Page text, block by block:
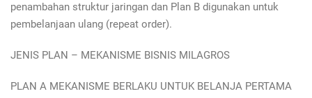
penambahan struktur jaringan dan Plan B digunakan untuk
pembelanjaan ulang (repeat order).
JENIS PLAN – MEKANISME BISNIS MILAGROS
PLAN A MEKANISME BERLAKU UNTUK BELANJA PERTAMA